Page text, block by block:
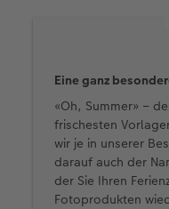
Eine ganz
«Oh, Summer» –
frischesten
wir je in unserer
darauf auch der
der Sie Ihren
Fotoprodukten